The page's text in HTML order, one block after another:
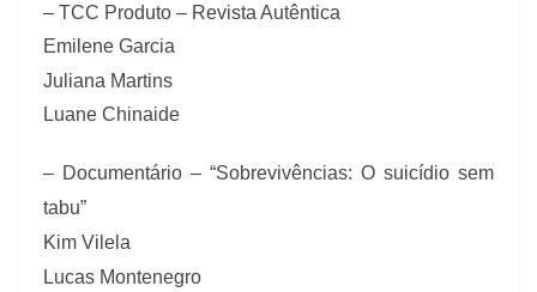
– TCC Produto – Revista Autêntica
Emilene Garcia
Juliana Martins
Luane Chinaide
– Documentário – “Sobrevivências: O suicídio sem
tabu”
Kim Vilela
Lucas Montenegro